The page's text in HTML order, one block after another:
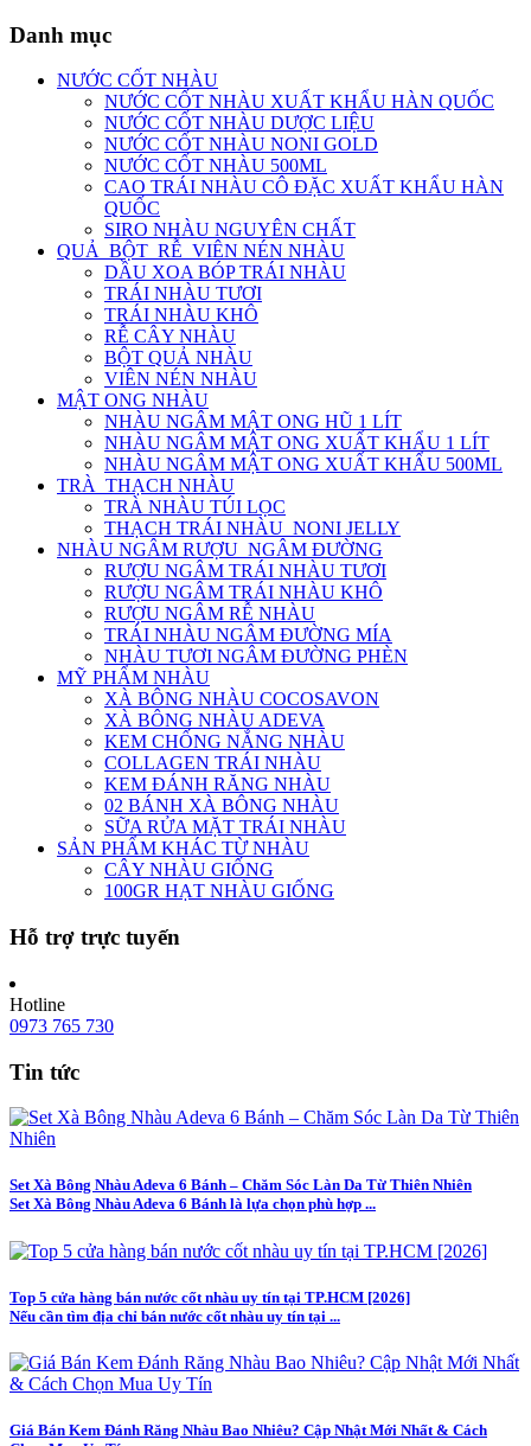
Danh mục
NƯỚC CỐT NHÀU
NƯỚC CỐT NHÀU XUẤT KHẨU HÀN QUỐC
NƯỚC CỐT NHÀU DƯỢC LIỆU
NƯỚC CỐT NHÀU NONI GOLD
NƯỚC CỐT NHÀU 500ML
CAO TRÁI NHÀU CÔ ĐẶC XUẤT KHẨU HÀN
QUỐC
SIRO NHÀU NGUYÊN CHẤT
QUẢ_BỘT_RỄ_VIÊN NÉN NHÀU
DẦU XOA BÓP TRÁI NHÀU
TRÁI NHÀU TƯƠI
TRÁI NHÀU KHÔ
RỄ CÂY NHÀU
BỘT QUẢ NHÀU
VIÊN NÉN NHÀU
MẬT ONG NHÀU
NHÀU NGÂM MẬT ONG HŨ 1 LÍT
NHÀU NGÂM MẬT ONG XUẤT KHẨU 1 LÍT
NHÀU NGÂM MẬT ONG XUẤT KHẨU 500ML
TRÀ_THẠCH NHÀU
TRÀ NHÀU TÚI LỌC
THẠCH TRÁI NHÀU_NONI JELLY
NHÀU NGÂM RƯỢU_NGÂM ĐƯỜNG
RƯỢU NGÂM TRÁI NHÀU TƯƠI
RƯỢU NGÂM TRÁI NHÀU KHÔ
RƯỢU NGÂM RỄ NHÀU
TRÁI NHÀU NGÂM ĐƯỜNG MÍA
NHÀU TƯƠI NGÂM ĐƯỜNG PHÈN
MỸ PHẨM NHÀU
XÀ BÔNG NHÀU COCOSAVON
XÀ BÔNG NHÀU ADEVA
KEM CHỐNG NẮNG NHÀU
COLLAGEN TRÁI NHÀU
KEM ĐÁNH RĂNG NHÀU
02 BÁNH XÀ BÔNG NHÀU
SỮA RỬA MẶT TRÁI NHÀU
SẢN PHẨM KHÁC TỪ NHÀU
CÂY NHÀU GIỐNG
100GR HẠT NHÀU GIỐNG
Hỗ trợ trực tuyến
Hotline
0973 765 730
Tin tức
Set Xà Bông Nhàu Adeva 6 Bánh – Chăm Sóc Làn Da Từ Thiên Nhiên
Set Xà Bông Nhàu Adeva 6 Bánh là lựa chọn phù hợp ...
Top 5 cửa hàng bán nước cốt nhàu uy tín tại TP.HCM [2026]
Nếu cần tìm địa chỉ bán nước cốt nhàu uy tín tại ...
Giá Bán Kem Đánh Răng Nhàu Bao Nhiêu? Cập Nhật Mới Nhất & Cách